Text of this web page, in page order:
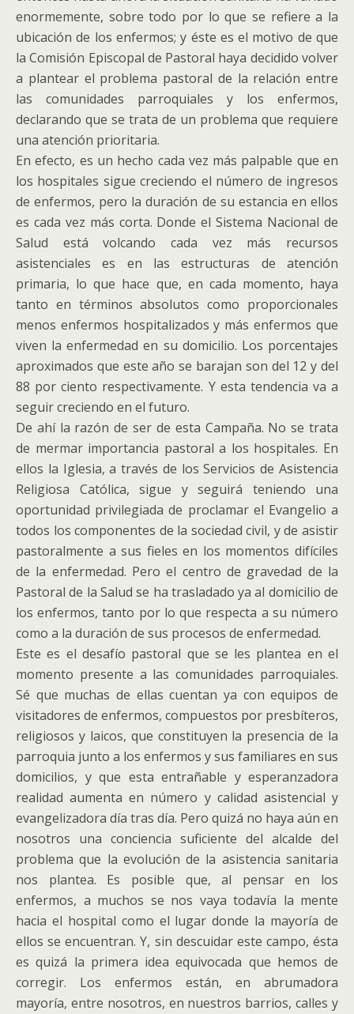
enormemente, sobre todo por lo que se refiere a la
ubicación de los enfermos; y éste es el motivo de que
la Comisión Episcopal de Pastoral haya decidido volver
a plantear el problema pastoral de la relación entre
las comunidades parroquiales y los enfermos,
declarando que se trata de un problema que requiere
una atención prioritaria.
En efecto, es un hecho cada vez más palpable que en
los hospitales sigue creciendo el número de ingresos
de enfermos, pero la duración de su estancia en ellos
es cada vez más corta. Donde el Sistema Nacional de
Salud está volcando cada vez más recursos
asistenciales es en las estructuras de atención
primaria, lo que hace que, en cada momento, haya
tanto en términos absolutos como proporcionales
menos enfermos hospitalizados y más enfermos que
viven la enfermedad en su domicilio. Los porcentajes
aproximados que este año se barajan son del 12 y del
88 por ciento respectivamente. Y esta tendencia va a
seguir creciendo en el futuro.
De ahí la razón de ser de esta Campaña. No se trata
de mermar importancia pastoral a los hospitales. En
ellos la Iglesia, a través de los Servicios de Asistencia
Religiosa Católica, sigue y seguirá teniendo una
oportunidad privilegiada de proclamar el Evangelio a
todos los componentes de la sociedad civil, y de asistir
pastoralmente a sus fieles en los momentos difíciles
de la enfermedad. Pero el centro de gravedad de la
Pastoral de la Salud se ha trasladado ya al domicilio de
los enfermos, tanto por lo que respecta a su número
como a la duración de sus procesos de enfermedad.
Este es el desafío pastoral que se les plantea en el
momento presente a las comunidades parroquiales.
Sé que muchas de ellas cuentan ya con equipos de
visitadores de enfermos, compuestos por presbíteros,
religiosos y laicos, que constituyen la presencia de la
parroquia junto a los enfermos y sus familiares en sus
domicilios, y que esta entrañable y esperanzadora
realidad aumenta en número y calidad asistencial y
evangelizadora día tras día. Pero quizá no haya aún en
nosotros una conciencia suficiente del alcalde del
problema que la evolución de la asistencia sanitaria
nos plantea. Es posible que, al pensar en los
enfermos, a muchos se nos vaya todavía la mente
hacia el hospital como el lugar donde la mayoría de
ellos se encuentran. Y, sin descuidar este campo, ésta
es quizá la primera idea equivocada que hemos de
corregir. Los enfermos están, en abrumadora
mayoría, entre nosotros, en nuestros barrios, calles y